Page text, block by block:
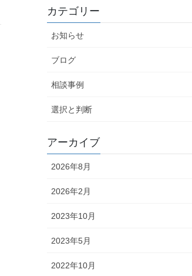
カテゴリー
お知らせ
ブログ
相談事例
選択と判断
アーカイブ
2026年8月
2026年2月
2023年10月
2023年5月
2022年10月